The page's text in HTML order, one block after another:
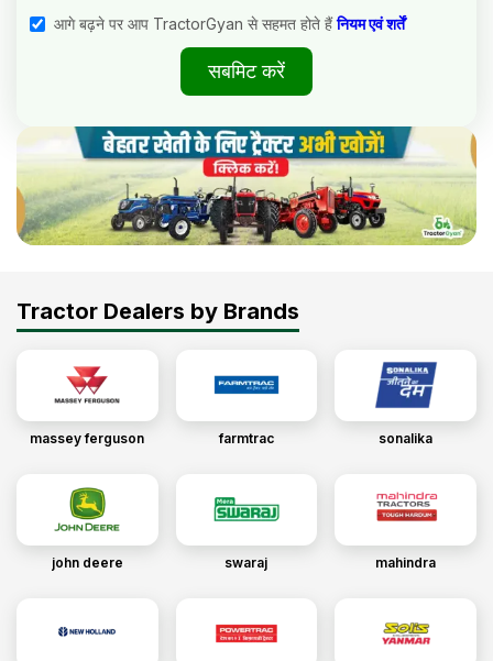
आगे बढ़ने पर आप TractorGyan से सहमत होते हैं नियम एवं शर्तें
सबमिट करें
Tractor Dealers by Brands
massey ferguson farmtrac sonalika
john deere swaraj mahindra